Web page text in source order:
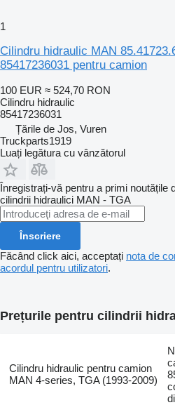
1
Cilindru hidraulic MAN
85417236031 pentru camion
100 EUR ≈ 524,70 RON
Cilindru hidraulic
85417236031
Țările de Jos, Vuren
Truckparts1919
Luați legătura cu vânzătorul
Înregistrați-vă pentru a primi noutățile
cilindrii hidraulici MAN - TGA
Înscriere
Făcând click aici, acceptați nota de
acordul pentru utilizatori.
Prețurile pentru cilindrii
Cilindru hidraulic pentru camion
MAN 4-series, TGA (1993-2009)